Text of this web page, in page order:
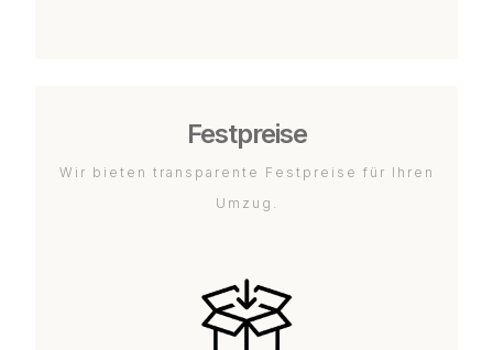
Festpreise
Wir bieten transparente Festpreise für Ihren
Umzug.